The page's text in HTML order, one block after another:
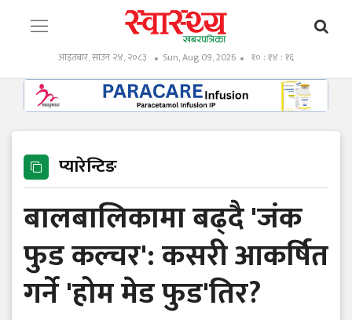
आइतबार, साउन २४, २०८३ Sun, Aug 09, 2026 १० : १४ : १७
प्यारेन्टिङ
बालबालिकामा बढ्दै 'जंक
फुड कल्चर': कसरी आकर्षित
गर्ने 'होम मेड फुड'तिर?